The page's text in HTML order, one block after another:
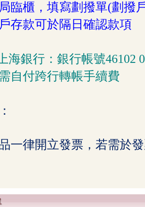
臨櫃，填寫劃撥單(劃撥
存款可於隔日確認款項
海銀行：銀行帳號46102
自付跨行轉帳手續費
一律開立發票，若需於